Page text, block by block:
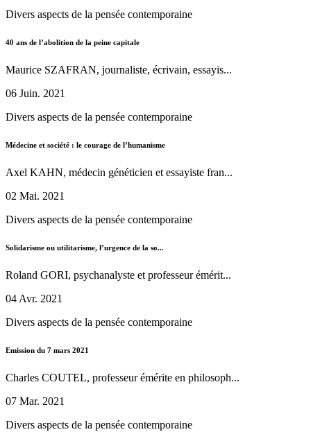
Divers aspects de la pensée contemporaine
40 ans de l’abolition de la peine capitale
Maurice SZAFRAN, journaliste, écrivain, essayis...
06 Juin. 2021
Divers aspects de la pensée contemporaine
Médecine et société : le courage de l’humanisme
Axel KAHN, médecin généticien et essayiste fran...
02 Mai. 2021
Divers aspects de la pensée contemporaine
Solidarisme ou utilitarisme, l’urgence de la so...
Roland GORI, psychanalyste et professeur émérit...
04 Avr. 2021
Divers aspects de la pensée contemporaine
Emission du 7 mars 2021
Charles COUTEL, professeur émérite en philosoph...
07 Mar. 2021
Divers aspects de la pensée contemporaine